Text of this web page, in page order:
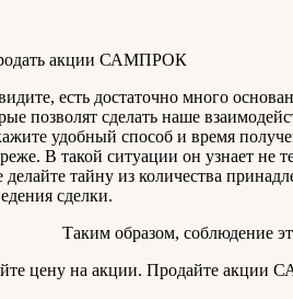
есть достаточно много
позволят сделать наше
удобный способ и время
В такой ситуации он узнает не
делайте тайну из количества
сделки.
Таким образом, соблюдение
цену на акции. Продайте